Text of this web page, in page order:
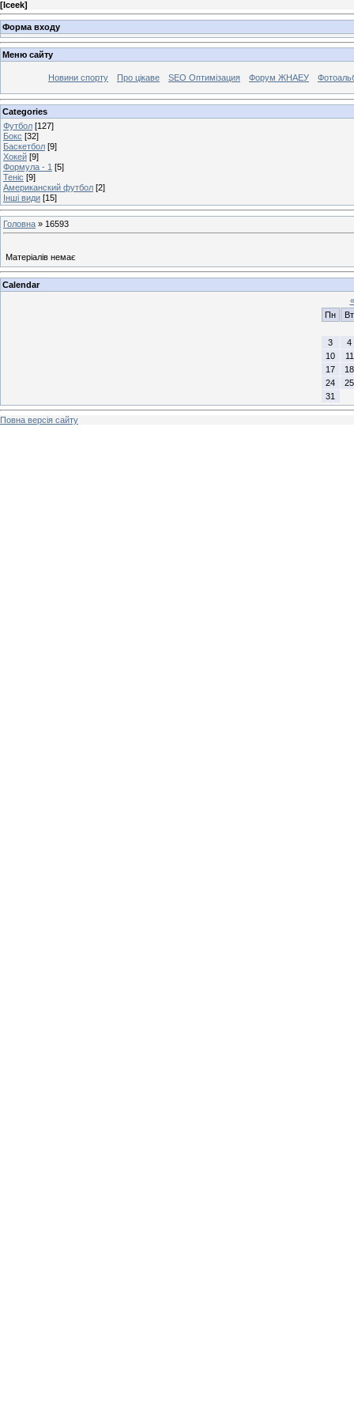
[Iceek]
Форма входу
Меню сайту
Новини спорту Про цікаве SEO Оптимізация Форум ЖНАЕУ
Categories
Футбол [127]
Бокс [32]
Баскетбол [9]
Хокей [9]
Формула - 1 [5]
Теніс [9]
Американский футбол [2]
Інші види [15]
Головна » 16593
Матеріалів немає
Calendar
«
Пн
Вт
3
4
10
11
17
18
24
25
31
Повна версія сайту